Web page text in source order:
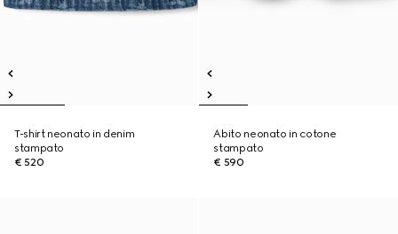
T-shirt neonato in denim
stampato
€ 520
Abito neonato in cotone
stampato
€ 590